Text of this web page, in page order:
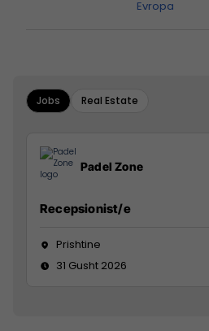
Evropa
Jobs Real Estate
Padel Zone
Recepsionist/e
Prishtine
31 Gusht 2026